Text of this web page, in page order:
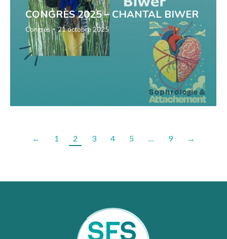
CONGRÈS 2025 – CHANTAL BIWER
Congrès 21 octobre 2025
← 1 2 3 4 5 … 9 →